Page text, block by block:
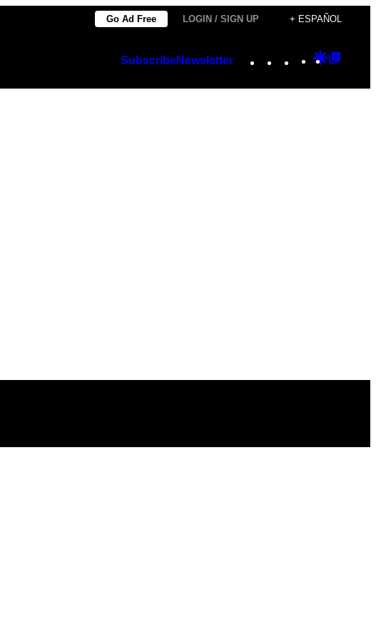
Go Ad Free LOGIN / SIGN UP + ESPAÑOL
SubscribeNewsletter Instagram
TikTok
YouTube
Google